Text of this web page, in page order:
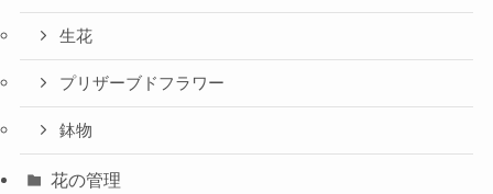
生花
プリザーブドフラワー
鉢物
花の管理